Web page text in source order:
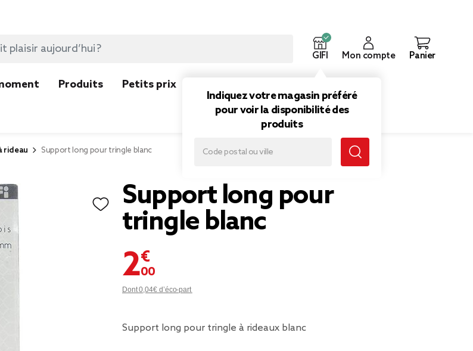
GIFI
Indiquez votre magasin préféré
pour voir la disponibilité des
produits
Mon compte Panier
Produits Petits prix
rideau Support long pour tringle blanc
Support long pour
tringle blanc
2,00 €
Dont 0,04€ d’éco-part
Support long pour tringle à rideaux blanc